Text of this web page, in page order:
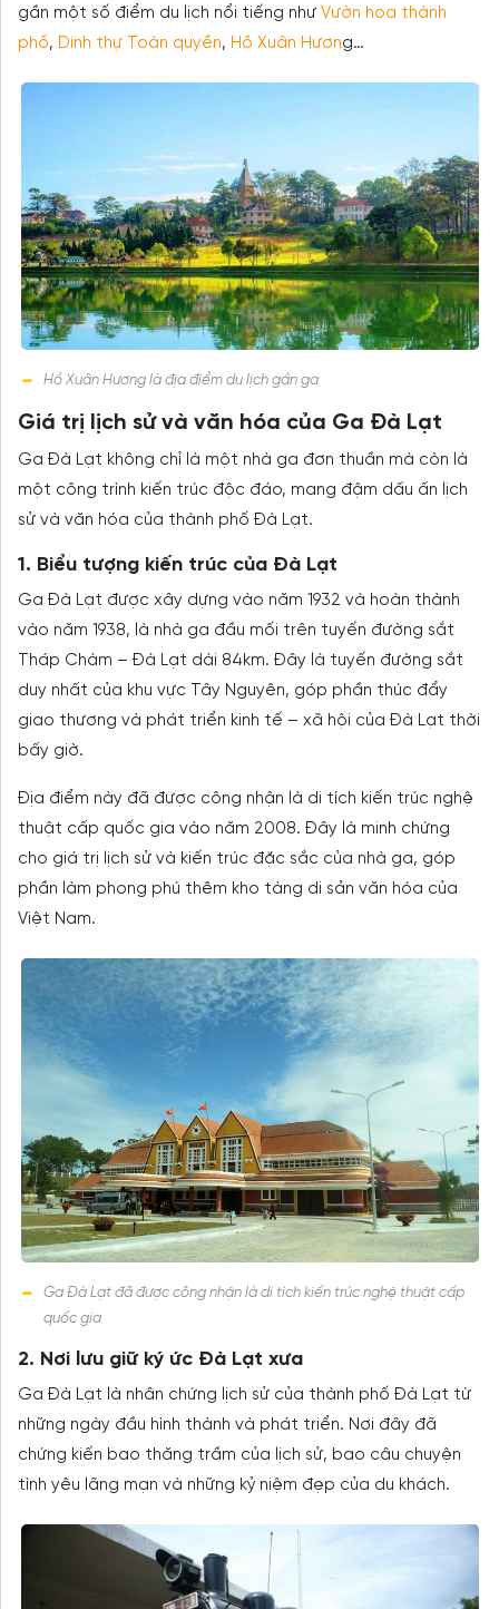
gần một số điểm du lịch nổi tiếng như Vườn hoa thành
phố, Dinh thự Toàn quyền, Hồ Xuân Hương…
Hồ Xuân Hương là địa điểm du lịch gần ga
Giá trị lịch sử và văn hóa của Ga Đà Lạt
Ga Đà Lạt không chỉ là một nhà ga đơn thuần mà còn là
một công trình kiến trúc độc đáo, mang đậm dấu ấn lịch
sử và văn hóa của thành phố Đà Lạt.
1. Biểu tượng kiến trúc của Đà Lạt
Ga Đà Lạt được xây dựng vào năm 1932 và hoàn thành
vào năm 1938, là nhà ga đầu mối trên tuyến đường sắt
Tháp Chàm – Đà Lạt dài 84km. Đây là tuyến đường sắt
duy nhất của khu vực Tây Nguyên, góp phần thúc đẩy
giao thương và phát triển kinh tế – xã hội của Đà Lạt thời
bấy giờ.
Địa điểm này đã được công nhận là di tích kiến trúc nghệ
thuật cấp quốc gia vào năm 2008. Đây là minh chứng
cho giá trị lịch sử và kiến trúc đặc sắc của nhà ga, góp
phần làm phong phú thêm kho tàng di sản văn hóa của
Việt Nam.
Ga Đà Lạt đã được công nhận là di tích kiến trúc nghệ thuật cấp
quốc gia
2. Nơi lưu giữ ký ức Đà Lạt xưa
Ga Đà Lạt là nhân chứng lịch sử của thành phố Đà Lạt từ
những ngày đầu hình thành và phát triển. Nơi đây đã
chứng kiến bao thăng trầm của lịch sử, bao câu chuyện
tình yêu lãng mạn và những kỷ niệm đẹp của du khách.